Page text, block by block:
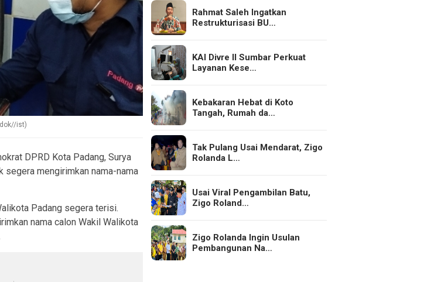
ist)
DPRD Kota Padang, Surya
mengirimkan nama-nama
Padang segera terisi.
nama calon Wakil Walikota
Rahmat Saleh Ingatkan
Restrukturisasi BU…
KAI Divre II Sumbar Perkuat
Layanan Kese…
Kebakaran Hebat di Koto
Tangah, Rumah da…
Tak Pulang Usai Mendarat, Zigo
Rolanda L…
Usai Viral Pengambilan Batu,
Zigo Roland…
Zigo Rolanda Ingin Usulan
Pembangunan Na…